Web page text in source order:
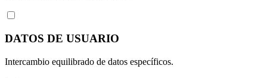
DATOS DE USUARIO
Intercambio equilibrado de datos específicos.